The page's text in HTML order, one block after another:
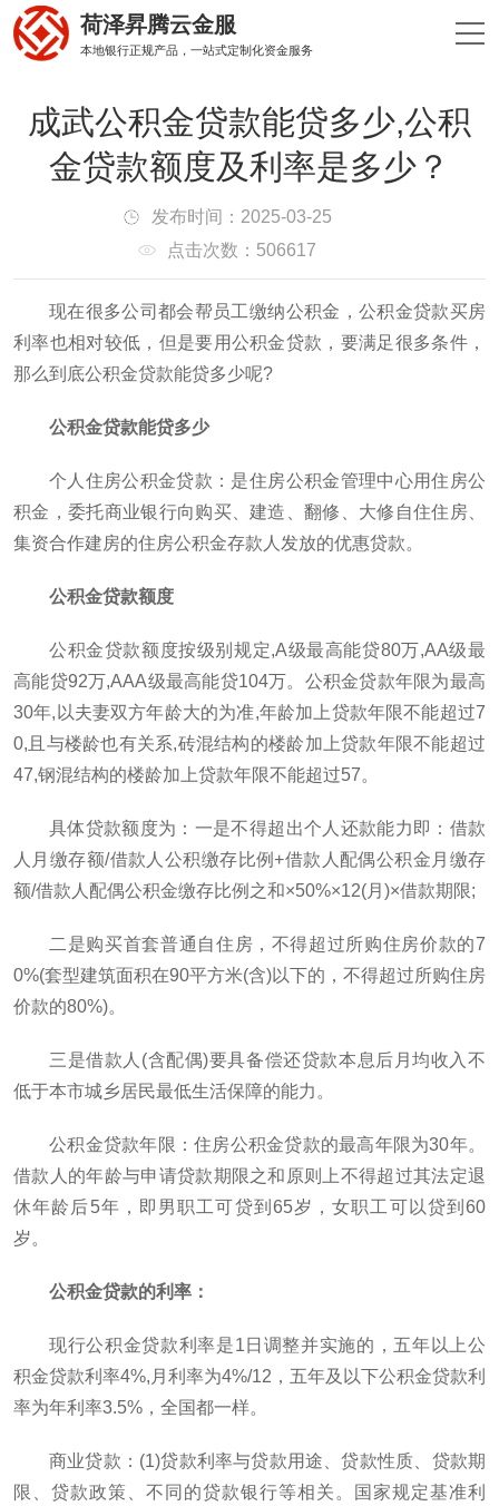
荷泽昇腾云金服
本地银行正规产品，一站式定制化资金服务
成武公积金贷款能贷多少,公积
金贷款额度及利率是多少？
发布时间：2025-03-25
点击次数：506617
现在很多公司都会帮员工缴纳公积金，公积金贷款买房
利率也相对较低，但是要用公积金贷款，要满足很多条件，
那么到底公积金贷款能贷多少呢?
公积金贷款能贷多少
个人住房公积金贷款：是住房公积金管理中心用住房公
积金，委托商业银行向购买、建造、翻修、大修自住住房、
集资合作建房的住房公积金存款人发放的优惠贷款。
公积金贷款额度
公积金贷款额度按级别规定,A级最高能贷80万,AA级最
高能贷92万,AAA级最高能贷104万。公积金贷款年限为最高
30年,以夫妻双方年龄大的为准,年龄加上贷款年限不能超过7
0,且与楼龄也有关系,砖混结构的楼龄加上贷款年限不能超过
47,钢混结构的楼龄加上贷款年限不能超过57。
具体贷款额度为：一是不得超出个人还款能力即：借款
人月缴存额/借款人公积缴存比例+借款人配偶公积金月缴存
额/借款人配偶公积金缴存比例之和×50%×12(月)×借款期限;
二是购买首套普通自住房，不得超过所购住房价款的7
0%(套型建筑面积在90平方米(含)以下的，不得超过所购住房
价款的80%)。
三是借款人(含配偶)要具备偿还贷款本息后月均收入不
低于本市城乡居民最低生活保障的能力。
公积金贷款年限：住房公积金贷款的最高年限为30年。
借款人的年龄与申请贷款期限之和原则上不得超过其法定退
休年龄后5年，即男职工可贷到65岁，女职工可以贷到60
岁。
公积金贷款的利率：
现行公积金贷款利率是1日调整并实施的，五年以上公
积金贷款利率4%,月利率为4%/12，五年及以下公积金贷款利
率为年利率3.5%，全国都一样。
商业贷款：(1)贷款利率与贷款用途、贷款性质、贷款期
限、贷款政策、不同的贷款银行等相关。国家规定基准利